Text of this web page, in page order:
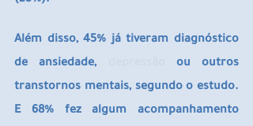
Além disso, 45% já tiveram diagnóstico
de ansiedade,
ou outros
transtornos mentais, segundo o estudo.
E 68% fez algum acompanhamento